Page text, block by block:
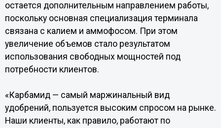
остается дополнительным направлением работы,
поскольку основная специализация терминала
связана с калием и аммофосом. При этом
увеличение объемов стало результатом
использования свободных мощностей под
потребности клиентов.
«Карбамид — самый маржинальный вид
удобрений, пользуется высоким спросом на рынке.
Наши клиенты, как правило, работают по